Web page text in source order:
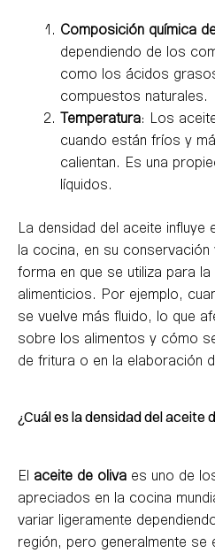
Composición química
dependiendo de los
como los ácidos
compuestos naturales.
Temperatura: Los
cuando están fríos y
calientan. Es una
líquidos.
La densidad del aceite influye
la cocina, en su
forma en que se utiliza para
alimenticios. Por ejemplo,
se vuelve más fluido, lo que
sobre los alimentos y cómo
de fritura o en la elaboración
¿Cuál es la densidad del aceite
El aceite de oliva es uno de
apreciados en la cocina
variar ligeramente
región, pero generalmente se